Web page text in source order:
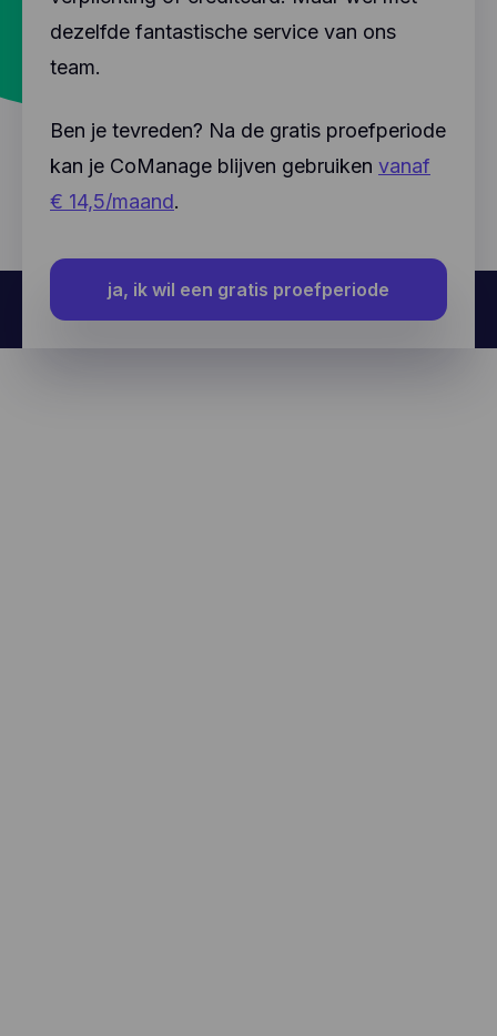
dezelfde fantastische service van ons
team.
Ben je tevreden? Na de gratis proefperiode
kan je CoManage blijven gebruiken vanaf
€ 14,5/maand.
ja, ik wil een gratis proefperiode